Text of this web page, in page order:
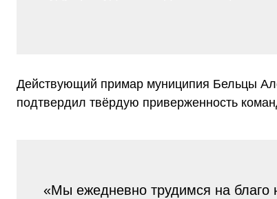
Действующий примар муниципия Бельцы
подтвердил твёрдую приверженность
«Мы ежедневно трудимся на благо